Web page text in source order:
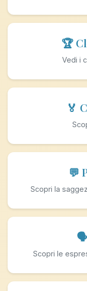
🏆
Vedi i
🏅
💬
Scopri la
🗣️
Scopri le